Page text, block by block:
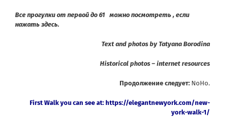
Все прогулки от первой до 61 можно посмотреть , если
нажать здесь.
Text and photos by Tatyana Borodina
Historical photos – internet resources
Продолжение следует: NoHo.
First Walk you can see at: https://elegantnewyork.com/new-
york-walk-1/